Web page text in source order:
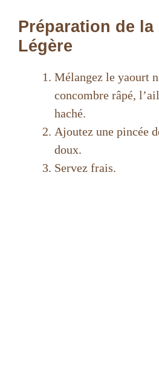
Préparation de la
Légère
Mélangez le yaourt
concombre râpé,
haché.
Ajoutez une pincée
doux.
Servez frais.